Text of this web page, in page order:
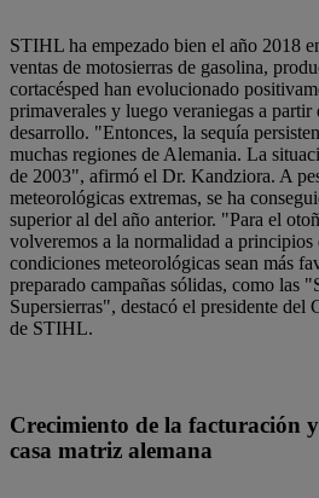
STIHL ha empezado bien el año 2018
ventas de motosierras de gasolina,
cortacésped han evolucionado
primaverales y luego veraniegas a
desarrollo. "Entonces, la sequía
muchas regiones de Alemania. La
de 2003", afirmó el Dr. Kandziora. A
meteorológicas extremas, se ha
superior al del año anterior. "Para el
volveremos a la normalidad a principios
condiciones meteorológicas sean más
preparado campañas sólidas, como las
Supersierras", destacó el presidente del
de STIHL.
Crecimiento de la facturación
casa matriz alemana